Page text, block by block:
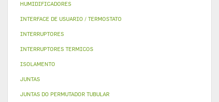
HUMIDIFICADORES
INTERFACE DE USUARIO / TERMOSTATO
INTERRUPTORES
INTERRUPTORES TERMICOS
ISOLAMENTO
JUNTAS
JUNTAS DO PERMUTADOR TUBULAR